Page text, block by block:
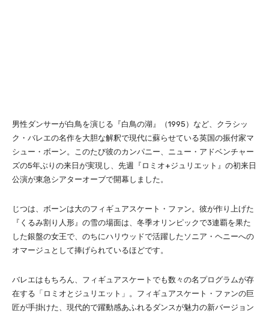
男性ダンサーが白鳥を演じる『白鳥の湖』（1995）など、クラシッ
ク・バレエの名作を大胆な解釈で現代に蘇らせている英国の振付家マ
シュー・ボーン。このたび彼のカンパニー、ニュー・アドベンチャー
ズの5年ぶりの来日が実現し、先週『ロミオ+ジュリエット』の初来日
公演が東急シアターオーブで開幕しました。
じつは、ボーンは大のフィギュアスケート・ファン。彼が作り上げた
『くるみ割り人形』の雪の場面は、冬季オリンピックで3連覇を果た
した銀盤の女王で、のちにハリウッドで活躍したソニア・ヘニーへの
オマージュとして捧げられているほどです。
バレエはもちろん、フィギュアスケートでも数々の名プログラムが存
在する「ロミオとジュリエット」。フィギュアスケート・ファンの巨
匠が手掛けた、現代的で躍動感あふれるダンスが魅力の新バージョン